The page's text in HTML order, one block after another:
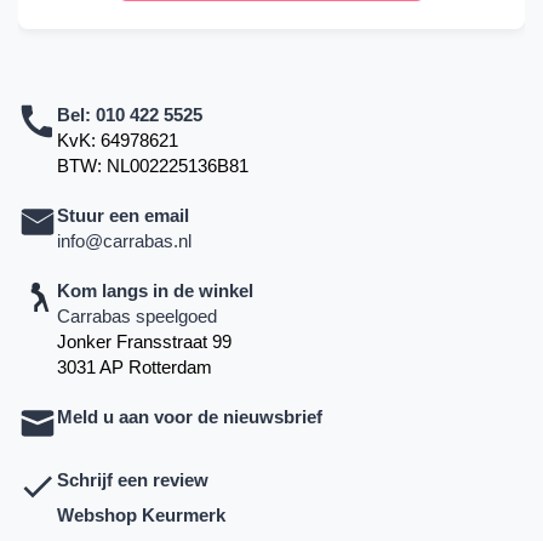
Bel: 010 422 5525
KvK: 64978621
BTW: NL002225136B81
Stuur een email
info@carrabas.nl
Kom langs in de winkel
Carrabas speelgoed
Jonker Fransstraat 99
3031 AP Rotterdam
Meld u aan voor de nieuwsbrief
Schrijf een review
Webshop Keurmerk